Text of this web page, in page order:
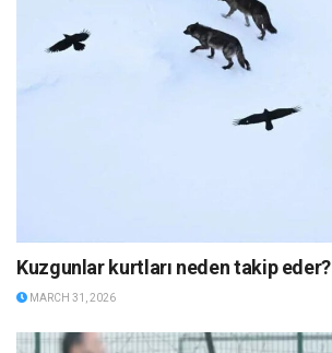
Kuzgunlar kurtları neden takip eder?
MARCH 31, 2026